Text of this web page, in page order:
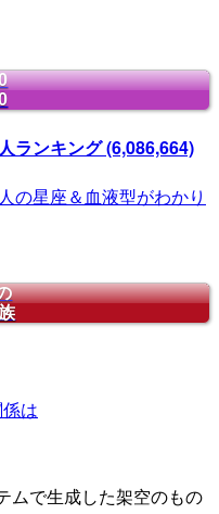
ランキング(6,086,664)
の星座＆血液型がわかり
は
ムで生成した架空のもの